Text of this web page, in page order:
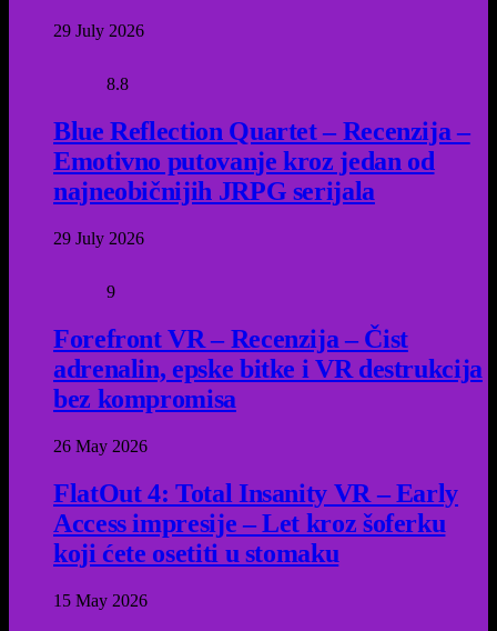
29 July 2026
8.8
Blue Reflection Quartet – Recenzija –
Emotivno putovanje kroz jedan od
najneobičnijih JRPG serijala
29 July 2026
9
Forefront VR – Recenzija – Čist
adrenalin, epske bitke i VR destrukcija
bez kompromisa
26 May 2026
FlatOut 4: Total Insanity VR – Early
Access impresije – Let kroz šoferku
koji ćete osetiti u stomaku
15 May 2026